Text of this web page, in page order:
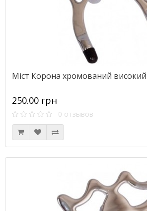
Міст Корона хромований високий
250.00 грн
0 отзывов